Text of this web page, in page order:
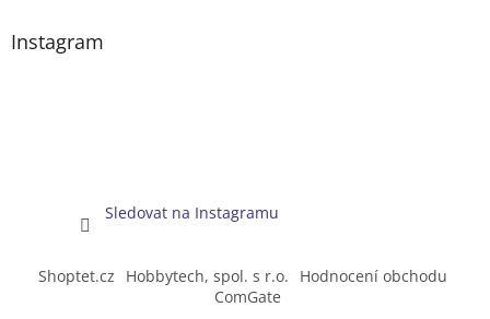
Instagram
Sledovat na Instagramu
Shoptet.cz Hobbytech, spol. s r.o.
Hodnocení obchodu
ComGate